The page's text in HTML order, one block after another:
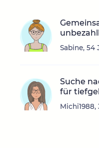
Sabine, 54
Suche
für
Michi1988,